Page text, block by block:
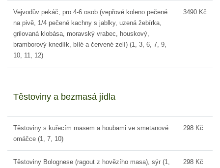
Vejvodův pekáč, pro 4-6 osob (vepřové koleno pečené
na pivě, 1/4 pečené kachny s jablky, uzená žebírka,
grilovaná klobása, moravský vrabec, houskový,
bramborový knedlík, bílé a červené zelí) (1, 3, 6, 7, 9,
10, 11, 12)
3490 Kč
Těstoviny a bezmasá jídla
Těstoviny s kuřecím masem a houbami ve smetanové
omáčce (1, 7, 10)
298 Kč
Těstoviny Bolognese (ragout z hovězího masa), sýr (1,
298 Kč